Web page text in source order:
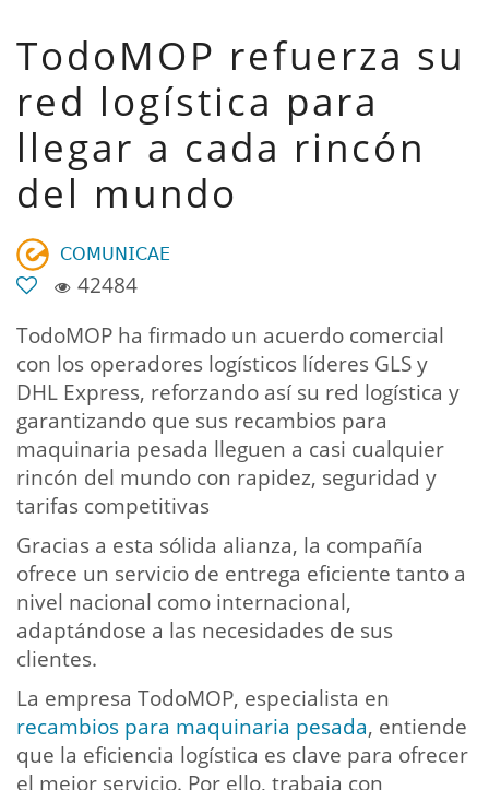
TodoMOP refuerza su
red logística para
llegar a cada rincón
del mundo
𝖢𝖮𝖬𝖴𝖭𝖨𝖢𝖠𝖤
42484
TodoMOP ha firmado un acuerdo comercial
con los operadores logísticos líderes GLS y
DHL Express, reforzando así su red logística y
garantizando que sus recambios para
maquinaria pesada lleguen a casi cualquier
rincón del mundo con rapidez, seguridad y
tarifas competitivas
Gracias a esta sólida alianza, la compañía
ofrece un servicio de entrega eficiente tanto a
nivel nacional como internacional,
adaptándose a las necesidades de sus
clientes.
La empresa TodoMOP, especialista en
recambios para maquinaria pesada, entiende
que la eficiencia logística es clave para ofrecer
el mejor servicio. Por ello, trabaja con